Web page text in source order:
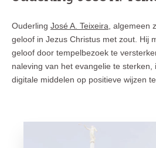
Ouderling José A. Teixeira , algemeen
geloof in Jezus Christus met zout. Hij
geloof door tempelbezoek te
naleving van het evangelie te sterken,
digitale middelen op positieve wijzen